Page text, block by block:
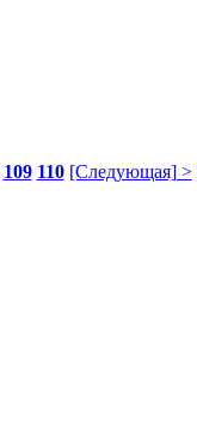
109 110 [Следующая] >